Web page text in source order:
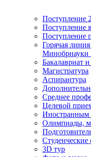
Поступление
Поступление
Поступление
Горячая
Минобрнауки
Бакалавриат
Магистратура
Аспирантура
Среднее
Целевой
Иностранным
Олимпиады,
3D тур